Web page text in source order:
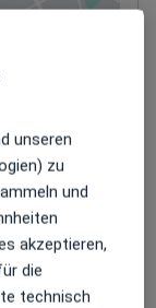
unseren
zu
und
akzeptieren,
die
technisch